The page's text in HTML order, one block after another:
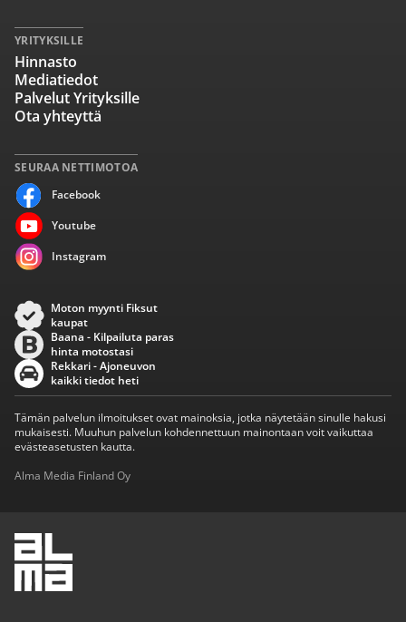
SEURAA NETTIMOTOA
Facebook
Youtube
Instagram
YRITYKSILLE
Hinnasto
Mediatiedot
Palvelut Yrityksille
Ota yhteyttä
Moton myynti Fiksut
kaupat
Baana - Kilpailuta paras
hinta motostasi
Rekkari - Ajoneuvon
kaikki tiedot heti
Tämän palvelun ilmoitukset ovat mainoksia, jotka näytetään sinulle hakusi
mukaisesti. Muuhun palvelun kohdennettuun mainontaan voit vaikuttaa
evästeasetusten kautta.
Alma Media Finland Oy